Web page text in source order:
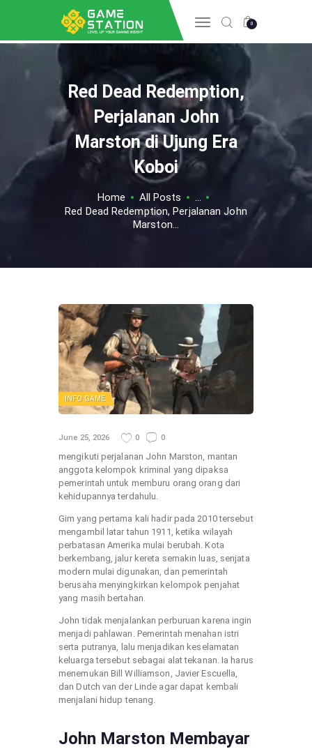
0
Red Dead Redemption,
Perjalanan John
Marston di Ujung Era
Koboi
Home All Posts
...
Red Dead Redemption, Perjalanan John
Marston...
HOME
INFO GAME
ESPORTS
TIPS & TRICK
REVIEW GAME
INFO GAME
June 25, 2026 0 0
mengikuti perjalanan John Marston, mantan
anggota kelompok kriminal yang dipaksa
pemerintah untuk memburu orang orang dari
kehidupannya terdahulu.
Gim yang pertama kali hadir pada 2010 tersebut
mengambil latar tahun 1911, ketika wilayah
perbatasan Amerika mulai berubah. Kota
berkembang, jalur kereta semakin luas, senjata
modern mulai digunakan, dan pemerintah
berusaha menyingkirkan kelompok penjahat
yang masih bertahan.
John tidak menjalankan perburuan karena ingin
menjadi pahlawan. Pemerintah menahan istri
serta putranya, lalu menjadikan keselamatan
keluarga tersebut sebagai alat tekanan. Ia harus
menemukan Bill Williamson, Javier Escuella,
dan Dutch van der Linde agar dapat kembali
menjalani hidup tenang.
John Marston Membayar